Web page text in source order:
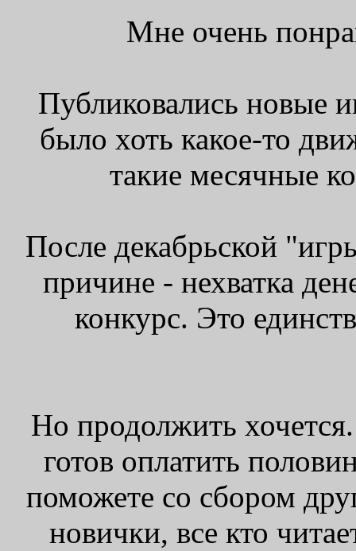
Мне очень
Публиковались новые
было хоть какое-то
такие месячные
После декабрьской
причине - нехватка
конкурс. Это
Но продолжить
готов оплатить
поможете со сбором
новички, все кто